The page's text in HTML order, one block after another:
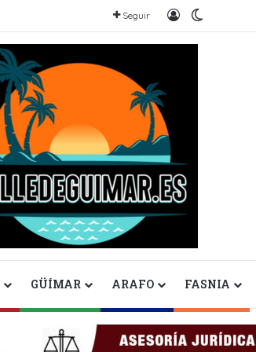
Seguir Iniciar sesión
GÜÍMAR ARAFO FASNIA